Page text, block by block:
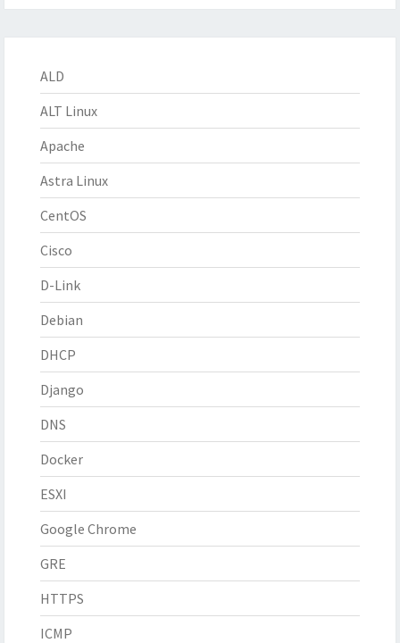
ALD
ALT Linux
Apache
Astra Linux
CentOS
Cisco
D-Link
Debian
DHCP
Django
DNS
Docker
ESXI
Google Chrome
GRE
HTTPS
ICMP